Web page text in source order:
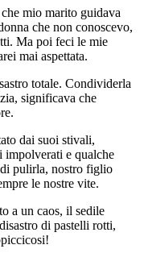
mio marito guidava
che non conoscevo,
Ma poi feci le mie
mai aspettata.
totale. Condividerla
significava che
dai suoi stivali,
impolverati e qualche
pulirla, nostro figlio
le nostre vite.
a un caos, il sedile
di pastelli rotti,